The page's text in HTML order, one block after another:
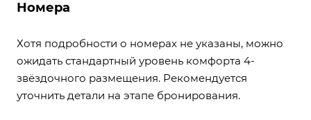
Номера
Хотя подробности о номерах не указаны, можно
ожидать стандартный уровень комфорта 4-
звёздочного размещения. Рекомендуется
уточнить детали на этапе бронирования.